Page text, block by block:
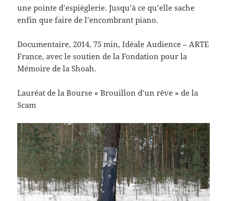
une pointe d’espièglerie. Jusqu’à ce qu’elle sache
enfin que faire de l’encombrant piano.
Documentaire, 2014, 75 min, Idéale Audience – ARTE
France, avec le soutien de la Fondation pour la
Mémoire de la Shoah.
Lauréat de la Bourse « Brouillon d’un rêve » de la
Scam